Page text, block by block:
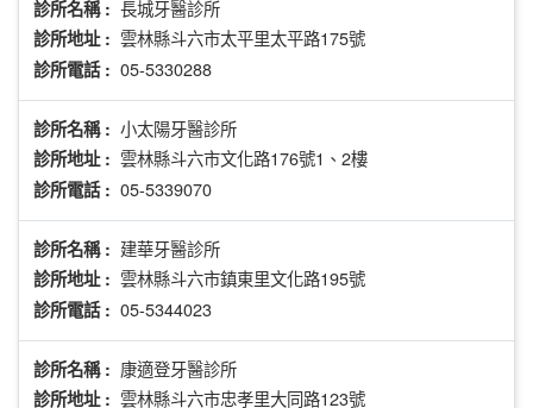
診所名稱 : 長城牙醫診所
診所地址 : 雲林縣斗六市太平里太平路175號
診所電話 : 05-5330288
診所名稱 : 小太陽牙醫診所
診所地址 : 雲林縣斗六市文化路176號1、2樓
診所電話 : 05-5339070
診所名稱 : 建華牙醫診所
診所地址 : 雲林縣斗六市鎮東里文化路195號
診所電話 : 05-5344023
診所名稱 : 康適登牙醫診所
診所地址 : 雲林縣斗六市忠孝里大同路123號